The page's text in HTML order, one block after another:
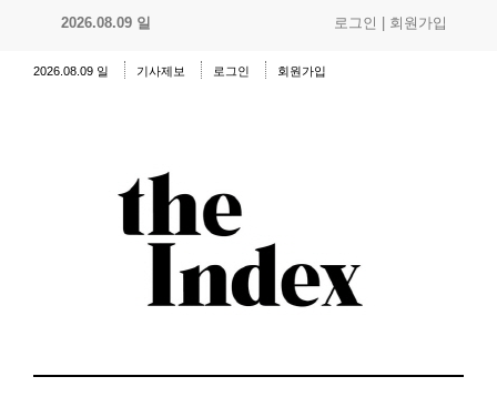
2026.08.09 일 로그인 회원가입
2026.08.09 일 기사제보 로그인 회원가입